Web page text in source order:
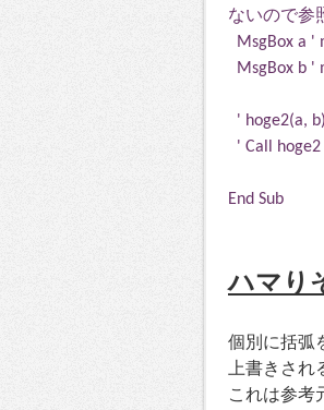
ないので参
MsgBox a '
MsgBox b '
' hoge2(a,
' Call
End Sub
ハマり
個別に括弧
上書きされ
これは参考